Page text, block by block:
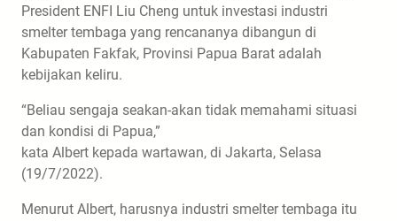
President ENFI Liu Cheng untuk investasi industri
smelter tembaga yang rencananya dibangun di
Kabupaten Fakfak, Provinsi Papua Barat adalah
kebijakan keliru.
“Beliau sengaja seakan-akan tidak memahami situasi
dan kondisi di Papua,”
kata Albert kepada wartawan, di Jakarta, Selasa
(19/7/2022).
Menurut Albert, harusnya industri smelter tembaga itu